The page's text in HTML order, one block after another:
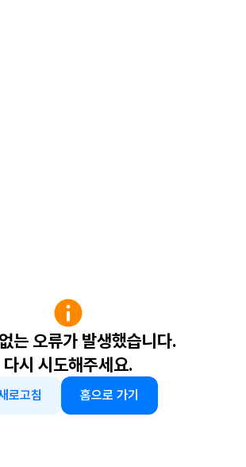
는 오류가 발생했습니다.
다시 시도해주세요.
로고침 홈으로 가기